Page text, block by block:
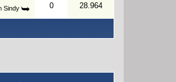
Sindy 0 28.964